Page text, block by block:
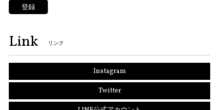
登録
Link リンク
Instagram
Twitter